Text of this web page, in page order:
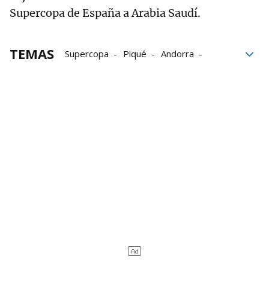
Supercopa de España a Arabia Saudí.
TEMAS Supercopa Piqué
Andorra